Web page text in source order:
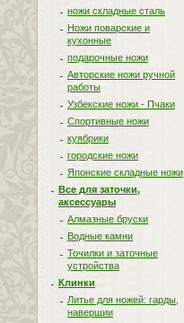
ножи складные сталь
Ножи поварские и
кухонные
подарочные ножи
Авторские ножи ручной
работы
Узбекские ножи - Пчаки
Спортивные ножи
куябрики
городские ножи
Японские складные ножи
Все для заточки,
аксессуары
Алмазные бруски
Водные камни
Точилки и заточные
устройства
Клинки
Литье для ножей: гарды,
навершии